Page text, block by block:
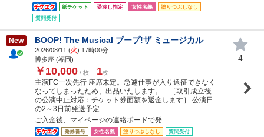
紙チケット 受渡し指定 女性名義
塗りつぶしなし
質問受付
New BOOP! The Musical ブープ!ザ ミュージカル
2026/08/11 (火) 17時00分
博多座 (福岡)
￥10,000 / 枚 1枚
主演FC一次先行 座席未定。急遽仕事が入り遠征できなく
なってしまったため、出品いたします。 ［取引成立後
の公演中止対応：チケット券面額を返金します］ 公演日
の2～3日前発送予定
ご入金後、マイページの連絡ボードで発...
発券番号 女性名義 塗りつぶしなし 質問受付
4